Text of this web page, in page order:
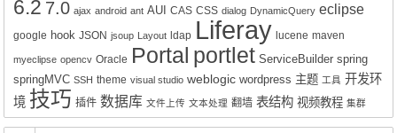
6.2 7.0 ajax android ant AUI CAS CSS dialog DynamicQuery eclipse
google hook JSON jsoup Layout ldap Liferay lucene maven
myeclipse opencv Oracle Portal portlet ServiceBuilder spring
springMVC SSH theme visual studio weblogic wordpress 主题 工具 开发环
境 技巧 插件 数据库 文件上传 文本处理 翻墙 表结构 视频教程 集群